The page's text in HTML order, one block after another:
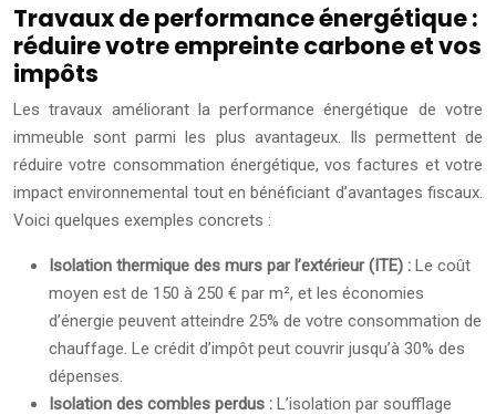
Travaux de performance énergétique :
réduire votre empreinte carbone et vos
impôts
Les travaux améliorant la performance énergétique de votre
immeuble sont parmi les plus avantageux. Ils permettent de
réduire votre consommation énergétique, vos factures et votre
impact environnemental tout en bénéficiant d’avantages fiscaux.
Voici quelques exemples concrets :
Isolation thermique des murs par l’extérieur (ITE) : Le coût
moyen est de 150 à 250 € par m², et les économies
d’énergie peuvent atteindre 25% de votre consommation de
chauffage. Le crédit d’impôt peut couvrir jusqu’à 30% des
dépenses.
Isolation des combles perdus : L’isolation par soufflage